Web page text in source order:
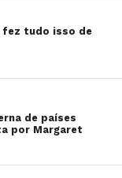
fez tudo isso de
de países
por Margaret